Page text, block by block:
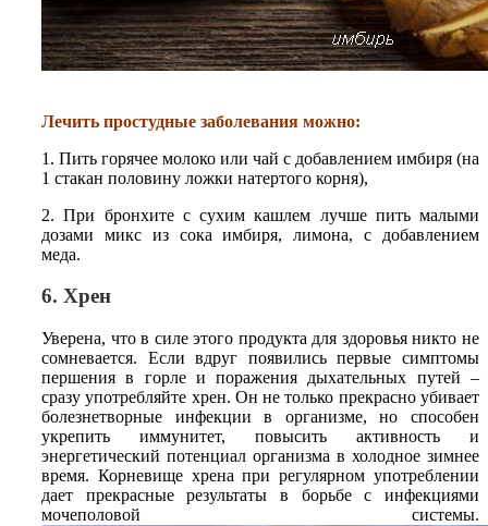
Лечить простудные заболевания можно:
1. Пить горячее молоко или чай с добавлением имбиря (на
1 стакан половину ложки натертого корня),
2. При бронхите с сухим кашлем лучше пить малыми
дозами микс из сока имбиря, лимона, с добавлением
меда.
6. Хрен
Уверена, что в силе этого продукта для здоровья никто не
сомневается. Если вдруг появились первые симптомы
першения в горле и поражения дыхательных путей –
сразу употребляйте хрен. Он не только прекрасно убивает
болезнетворные инфекции в организме, но способен
укрепить иммунитет, повысить активность и
энергетический потенциал организма в холодное зимнее
время. Корневище хрена при регулярном употреблении
дает прекрасные результаты в борьбе с инфекциями
мочеполовой системы.